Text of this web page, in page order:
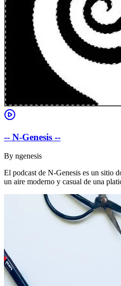
-- N-Genesis --
By ngenesis
El podcast de N-Genesis es un sitio
un aire moderno y casual de una